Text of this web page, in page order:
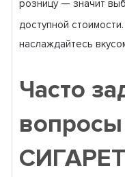
розницу — значит
доступной
наслаждайтесь
Часто